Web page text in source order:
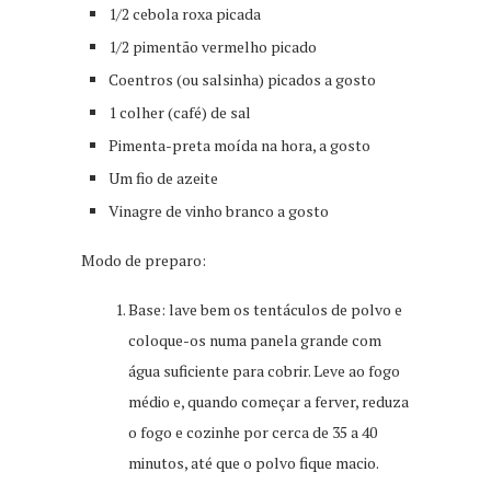
1/2 cebola roxa picada
1/2 pimentão vermelho picado
Coentros (ou salsinha) picados a gosto
1 colher (café) de sal
Pimenta-preta moída na hora, a gosto
Um fio de azeite
Vinagre de vinho branco a gosto
Modo de preparo:
Base: lave bem os tentáculos de polvo e
coloque-os numa panela grande com
água suficiente para cobrir. Leve ao fogo
médio e, quando começar a ferver, reduza
o fogo e cozinhe por cerca de 35 a 40
minutos, até que o polvo fique macio.